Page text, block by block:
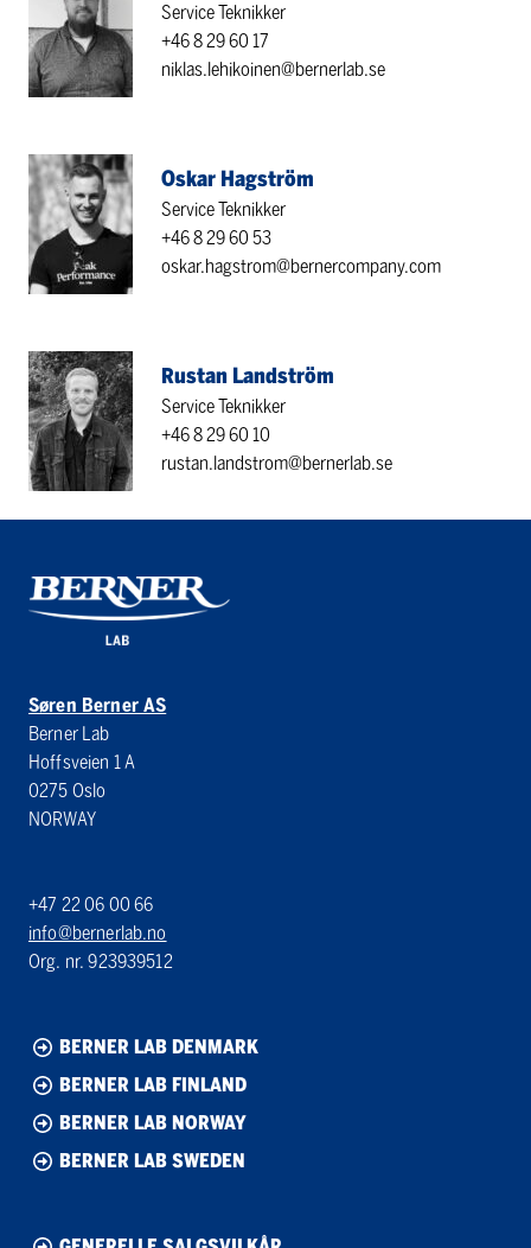
Service Teknikker
+46 8 29 60 17
niklas.lehikoinen@bernerlab.se
Oskar Hagström
Service Teknikker
+46 8 29 60 53
oskar.hagstrom@bernercompany.com
Rustan Landström
Service Teknikker
+46 8 29 60 10
rustan.landstrom@bernerlab.se
Søren Berner AS
Berner Lab
Hoffsveien 1 A
0275 Oslo
NORWAY
+47 22 06 00 66
info@bernerlab.no
Org. nr. 923939512
BERNER LAB DENMARK
BERNER LAB FINLAND
BERNER LAB NORWAY
BERNER LAB SWEDEN